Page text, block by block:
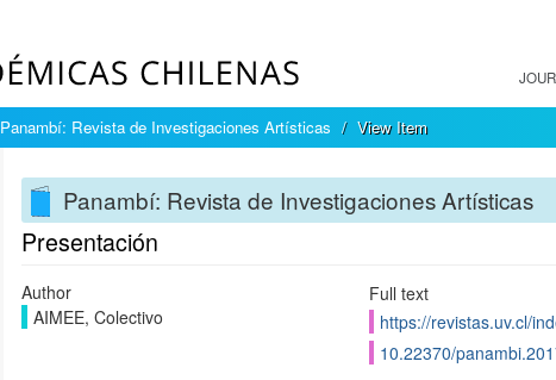
Panambí: Revista de Investigaciones Artísticas View Item
Panambí: Revista de Investigaciones Artísticas
Presentación
Author
AIMEE, Colectivo
Full text
https://revistas.uv.cl/
10.22370/